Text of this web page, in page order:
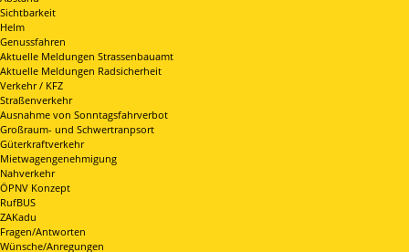
Sichtbarkeit
Helm
Genussfahren
Aktuelle Meldungen Strassenbauamt
Aktuelle Meldungen Radsicherheit
Verkehr / KFZ
Straßenverkehr
Ausnahme von Sonntagsfahrverbot
Großraum- und Schwertranpsort
Güterkraftverkehr
Mietwagengenehmigung
Nahverkehr
ÖPNV Konzept
RufBUS
ZAKadu
Fragen/Antworten
Wünsche/Anregungen